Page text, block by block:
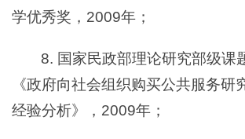
学优秀奖，2009年；
8. 国家民政部理论研究部级课
《政府向社会组织购买公共服务
经验分析》，2009年；